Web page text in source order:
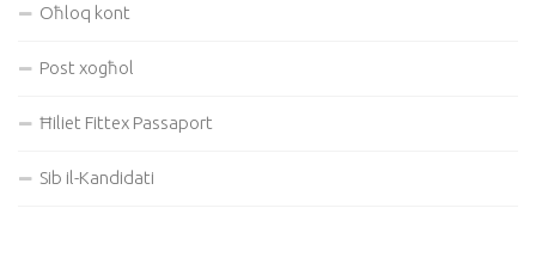
Oħloq kont
Post xogħol
Ħiliet Fittex Passaport
Sib il-Kandidati